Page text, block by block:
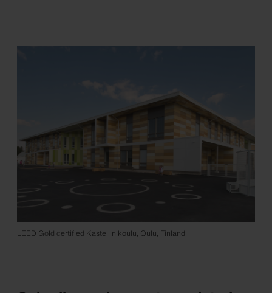
LEED Gold certified Kastellin koulu, Oulu, Finland